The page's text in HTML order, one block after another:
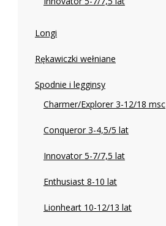
Longi
Rękawiczki wełniane
Spodnie i legginsy
Charmer/Explorer 3-12/18 msc
Conqueror 3-4,5/5 lat
Innovator 5-7/7,5 lat
Enthusiast 8-10 lat
Lionheart 10-12/13 lat